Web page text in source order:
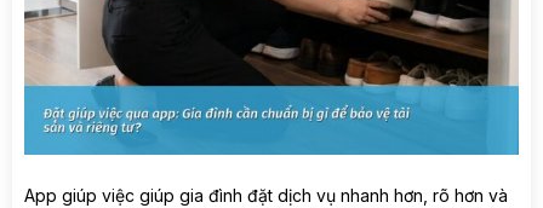
App giúp việc giúp gia đình đặt dịch vụ nhanh hơn, rõ hơn và